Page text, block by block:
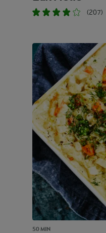
(207)
50 MIN